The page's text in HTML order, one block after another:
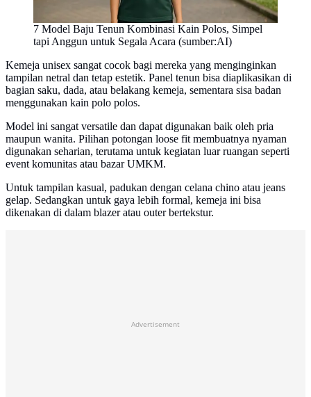
7 Model Baju Tenun Kombinasi Kain Polos, Simpel
tapi Anggun untuk Segala Acara (sumber:AI)
Kemeja unisex sangat cocok bagi mereka yang menginginkan
tampilan netral dan tetap estetik. Panel tenun bisa diaplikasikan di
bagian saku, dada, atau belakang kemeja, sementara sisa badan
menggunakan kain polo polos.
Model ini sangat versatile dan dapat digunakan baik oleh pria
maupun wanita. Pilihan potongan loose fit membuatnya nyaman
digunakan seharian, terutama untuk kegiatan luar ruangan seperti
event komunitas atau bazar UMKM.
Untuk tampilan kasual, padukan dengan celana chino atau jeans
gelap. Sedangkan untuk gaya lebih formal, kemeja ini bisa
dikenakan di dalam blazer atau outer bertekstur.
Advertisement